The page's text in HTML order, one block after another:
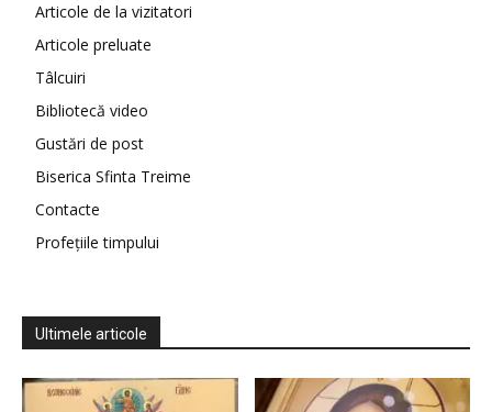
Articole de la vizitatori
Articole preluate
Tâlcuiri
Bibliotecă video
Gustări de post
Biserica Sfinta Treime
Contacte
Profețiile timpului
Ultimele articole